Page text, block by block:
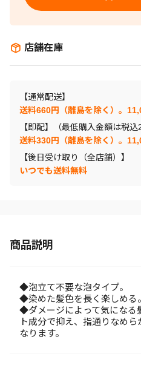
店舗在庫
【通常配送】
送料660円（離島を除く）。
【即配】（最低購入金額は税込
送料330円（離島を除く）。
【後日受け取り（全店舗）】
いつでも送料無料
商品説明
◆泡立て不要な泡タイプ。
◆染めた髪色を長く楽しめる。
◆ダメージによって気になる
ト成分で抑え、指通りなめ
なります。